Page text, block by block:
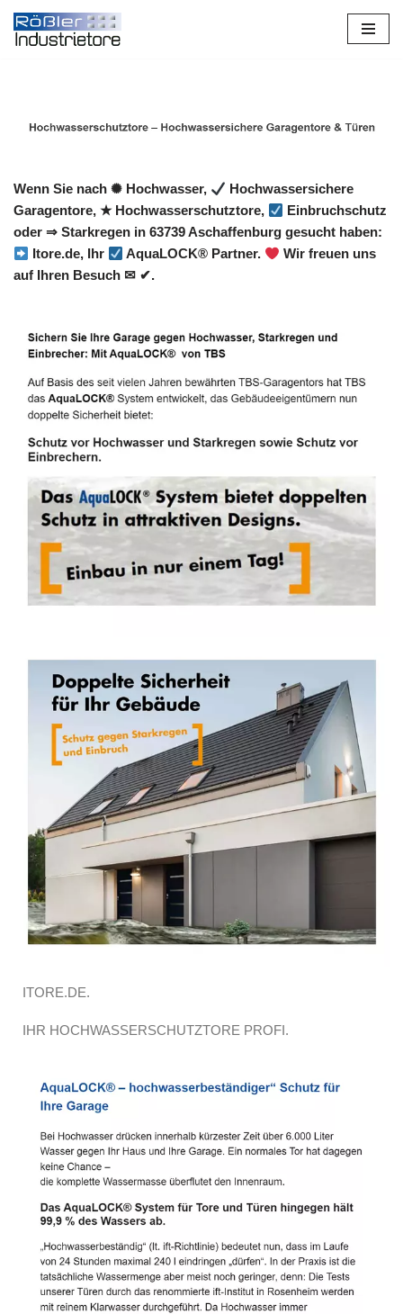
Zum
Wenn Sie nach ✺ Hochwasser,
Hochwassersichere
Garagentore, ★ Hochwasserschutztore,
Einbruchschutz
oder ⇒ Starkregen in 63739 Aschaffenburg gesucht haben:
Itore.de, Ihr
AquaLOCK® Partner.
Wir freuen uns
auf Ihren Besuch ✉ ✔.
ITORE.DE.
IHR HOCHWASSERSCHUTZTORE PROFI.